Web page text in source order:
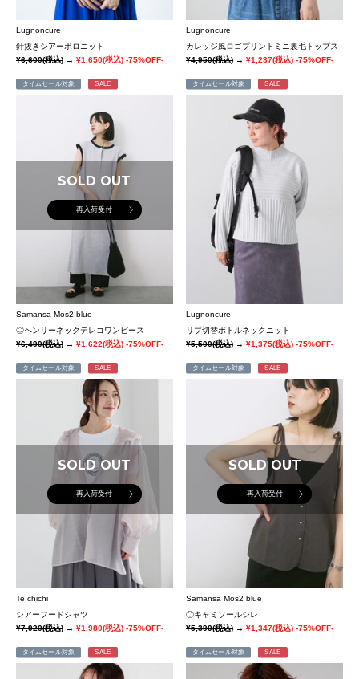
Lugnoncure
針抜きシアーポロニット
¥6,600(税込) → ¥1,650(税込) -75%OFF-
Lugnoncure
カレッジ風ロゴプリントミニ裏毛トップス
¥4,950(税込)→¥1,237(税込) -75%OFF-
タイムセール対象 SALE
SOLD OUT
再入荷受付
Samansa Mos2 blue
◎ヘンリーネックテレコワンピース
¥6,490(税込) → ¥1,622(税込) -75%OFF-
タイムセール対象 SALE
Lugnoncure
リブ切替ボトルネックニット
¥5,500(税込)→¥1,375(税込) -75%OFF-
タイムセール対象 SALE
SOLD OUT
再入荷受付
Te chichi
シアーフードシャツ
¥7,920(税込) → ¥1,980(税込) -75%OFF-
タイムセール対象 SALE
SOLD OUT
再入荷受付
Samansa Mos2 blue
◎キャミソールジレ
¥5,390(税込)→¥1,347(税込) -75%OFF-
タイムセール対象 SALE タイムセール対象 SALE